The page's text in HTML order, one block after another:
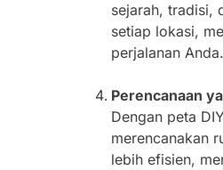
sejarah, tradisi,
setiap lokasi,
perjalanan Anda.
Perencanaan
Dengan peta
merencanakan
lebih efisien,